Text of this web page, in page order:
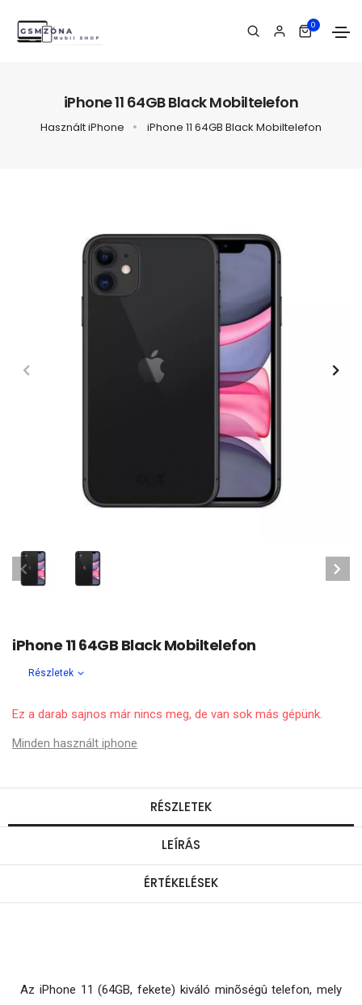
0
iPhone 11 64GB Black Mobiltelefon
Használt iPhone iPhone 11 64GB Black Mobiltelefon
iPhone 11 64GB Black Mobiltelefon
Részletek
Ez a darab sajnos már nincs meg, de van sok más gépünk.
Minden használt iphone
RÉSZLETEK
LEÍRÁS
ÉRTÉKELÉSEK
Az iPhone 11 (64GB, fekete) kiváló minõségû telefon, mely